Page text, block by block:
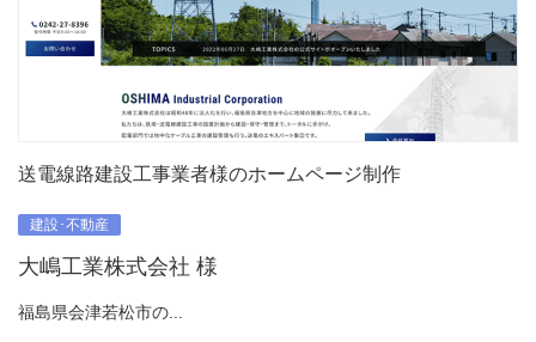
送電線路建設工事業者様のホームページ制作
建設･不動産
大嶋工業株式会社 様
福島県会津若松市の...